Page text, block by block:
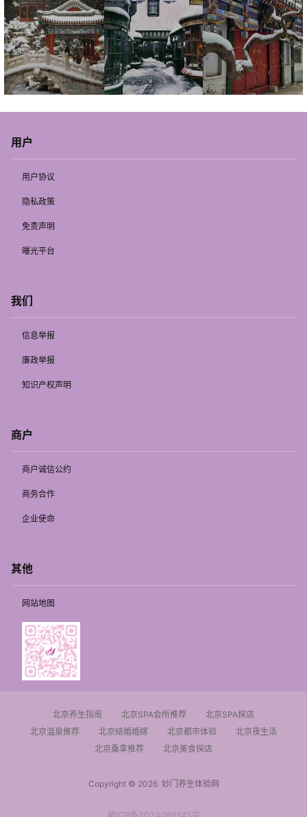
用户
用户协议
隐私政策
免责声明
曝光平台
我们
信息举报
廉政举报
知识产权声明
商户
商户诚信公约
商务合作
企业使命
其他
网站地图
北京养生指南 北京SPA会所推荐
北京SPA探店
北京温泉推荐
北京结婚婚嫁 北京都市体验
北京夜生活
北京桑拿推荐
北京美食探店
Copyright © 2026妙门养生体验网